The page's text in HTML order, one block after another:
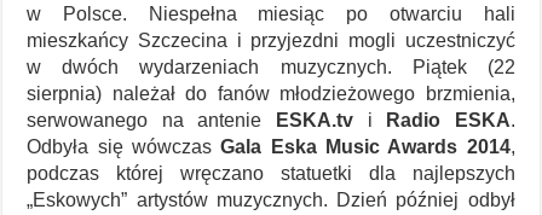
w Polsce. Niespełna miesiąc po otwarciu hali
mieszkańcy Szczecina i przyjezdni mogli uczestniczyć
w dwóch wydarzeniach muzycznych. Piątek (22
sierpnia) należał do fanów młodzieżowego brzmienia,
serwowanego na antenie
ESKA.tv i Radio ESKA.
Odbyła się wówczasGala Eska Music Awards 2014,
podczas której wręczano statuetki dla najlepszych
„Eskowych” artystów muzycznych. Dzień później odbył